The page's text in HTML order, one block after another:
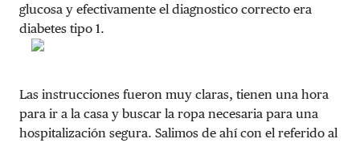
glucosa y efectivamente el diagnostico correcto era
diabetes tipo 1.
Las instrucciones fueron muy claras, tienen una hora
para ir a la casa y buscar la ropa necesaria para una
hospitalización segura. Salimos de ahí con el referido al